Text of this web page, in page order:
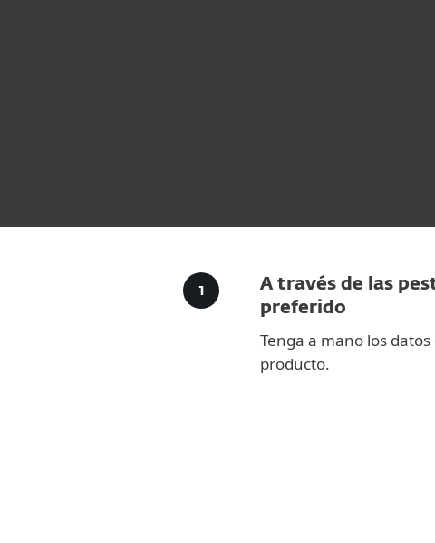
A través de las
preferido
Tenga a mano los
producto.